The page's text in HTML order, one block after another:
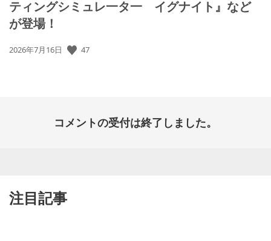
ティングシミュレ一タ一 イグナイト』など
が登場！
公
2026年7月16日 47
コメントの受付は終了しました。
注目記事